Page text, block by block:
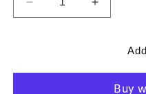
Decrease
quantity
Increase
quantity